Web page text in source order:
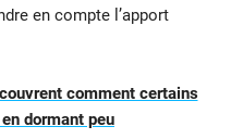
en compte l’apport
comment certains
dormant peu